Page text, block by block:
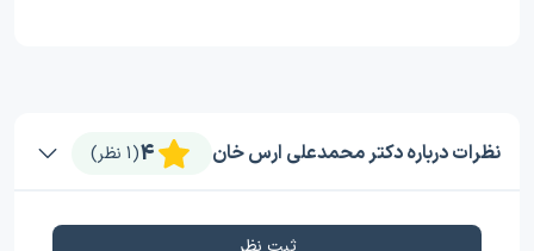
نظرات درباره دکتر محمدعلی ارس خان (1 نظر)4